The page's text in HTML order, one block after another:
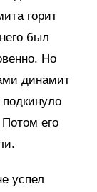
горит
был
Но
динамит
его
успел